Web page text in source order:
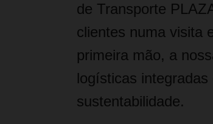
de Transporte
clientes numa visita
primeira mão, a
logísticas
sustentabilidade.